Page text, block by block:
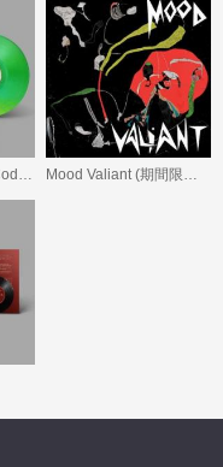
Love Heart Cheat Code(数量限定/グロー・イン・ザ・ダーク・ヴァイナル) Mood Valiant (期間限定スペシャル・プライス盤)